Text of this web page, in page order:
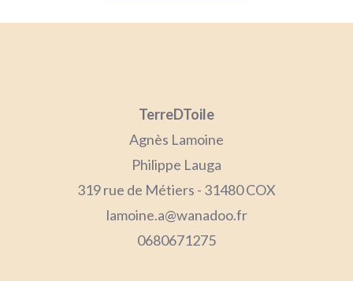
TerreDToile
Agnès Lamoine
Philippe Lauga
319 rue de Métiers - 31480 COX
lamoine.a@wanadoo.fr
0680671275